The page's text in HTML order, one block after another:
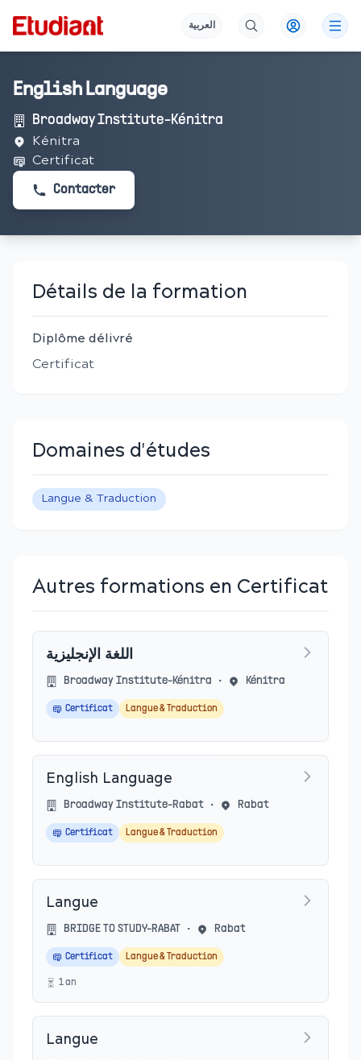
العربية
English Language
Broadway Institute-Kénitra
Kénitra
Certificat
Contacter
Détails de la formation
Diplôme délivré
Certificat
Domaines d'études
Langue & Traduction
Autres formations en Certificat
اللغة الإنجليزية
Broadway Institute-Kénitra • Kénitra
Certificat Langue & Traduction
English Language
Broadway Institute-Rabat • Rabat
Certificat Langue & Traduction
Langue
BRIDGE TO STUDY-RABAT • Rabat
Certificat Langue & Traduction
1an
Langue